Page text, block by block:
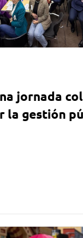
jornada
la gestión